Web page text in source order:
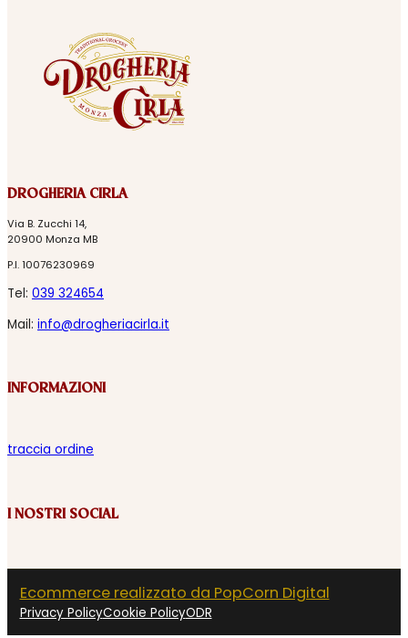
DROGHERIA CIRLA
Via B. Zucchi 14,
20900 Monza MB
P.I. 10076230969
Tel: 039 324654
Mail: info@drogheriacirla.it
INFORMAZIONI
traccia ordine
I NOSTRI SOCIAL
Ecommerce realizzato da PopCorn Digital
Privacy PolicyCookie PolicyODR